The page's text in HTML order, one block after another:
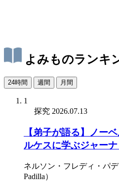
よみものランキ
24時間 週間 月間
1
探究 2026.07.13
【弟子が語る】ノー
ルケスに学ぶジャー
ネルソン・フレディ・パ
Padilla）